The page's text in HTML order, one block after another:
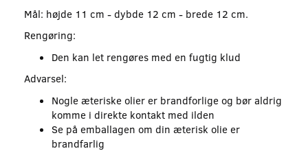
Mål: højde 11 cm - dybde 12 cm - brede 12 cm.
Rengøring:
Den kan let rengøres med en fugtig klud
Advarsel:
Nogle æteriske olier er brandforlige og bør aldrig
komme i direkte kontakt med ilden
Se på emballagen om din æterisk olie er
brandfarlig